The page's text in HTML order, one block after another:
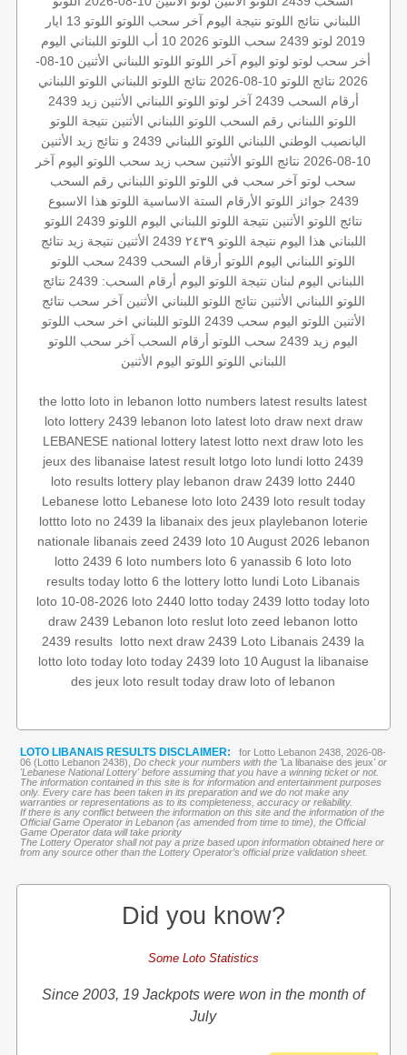
اللبناني نتائج اللوتو نتيجة اليوم آخر سحب اللوتو
اللوتو 13 ايار
2019 لوتو 2439 سحب اللوتو 2026 10 أب
اللوتو اللبناني اليوم
أخر سحب لوتو لوتو اليوم آخر اللوتو
اللوتو اللبناني الأثنين 10-08-
2026 نتائج اللوتو 10-08-2026 نتائج اللوتو اللبناني اللوتو اللبناني
أرقام السحب 2439
آخر لوتو اللوتو اللبناني الأثنين زيد 2439
اللوتو اللبناني رقم السحب اللوتو اللبناني الأثنين نتيجة اللوتو
اليانصيب الوطني اللبناني اللوتو اللبناني 2439 و نتائج زيد
الأثنين
10-08-2026
نتائج اللوتو الأثنين سحب زيد سحب اللوتو اليوم آخر
سحب لوتو آخر سحب في اللوتو اللوتو اللبناني رقم السحب
2439 جوائز اللوتو الأرقام الستة الاساسية اللوتو هذا الاسبوع
نتائج اللوتو الأثنين نتيجة اللوتو اللبناني اليوم اللوتو 2439
اللوتو
اللبناني هذا اليوم نتيجة اللوتو ٢٤٣٩ 2439 الأثنين نتيجة زيد نتائج
اللوتو اللبناني اليوم اللوتو أرقام السحب 2439
سحب اللوتو
اللبناني اليوم لبنان نتيجة اللوتو اليوم أرقام السحب: 2439
نتائج
اللوتو اللبناني الأثنين نتائج اللوتو اللبناني الأثنين آخر سحب نتائج
الأثنين اللوتو اليوم سحب 2439 اللوتو اللبناني اخر سحب اللوتو
اليوم زيد 2439
سحب اللوتو أرقام السحب آخر سحب اللوتو
اللبناني اللوتو اللوتو اليوم الأثنين
the lotto loto in lebanon lotto numbers latest results latest
loto lottery 2439 lebanon loto latest loto draw next draw
LEBANESE national lottery latest lotto next draw loto les
jeux des libanaise latest result lotgo loto lundi lotto 2439
loto results lottery play lebanon draw 2439 lotto 2440
Lebanese lotto Lebanese loto loto 2439 loto result today
lottto loto no 2439 la libanaix des jeux playlebanon loterie
nationale libanais zeed 2439 loto 10 August 2026 lebanon
lotto 2439 6 loto numbers loto 6 yanassib 6 loto loto
results today lotto 6 the lottery lotto lundi Loto Libanais
loto 10-08-2026 loto 2440 lotto today 2439 lotto today loto
draw 2439 Lebanon loto reslut loto zeed lebanon lotto
2439 results lotto next draw 2439 Loto Libanais 2439 la
lotto loto today loto today 2439 loto 10 August la libanaise
des jeux loto result today draw loto of lebanon
LOTO LIBANAIS RESULTS DISCLAIMER:
for Lotto Lebanon 2438, 2026-08-
06 (Lotto Lebanon 2438), Do check your numbers with the 'La libanaise des jeux' or
'Lebanese National Lottery' before assuming that you have a winning ticket or not.
The information contained in this site is for information and entertainment purposes
only. Every care has been taken in its preparation and we do not make any
warranties or representations as to its completeness, accuracy or reliability.
If there is any conflict between the information on this site and the information of the
Official Game Operator in Lebanon (as amended from time to time), the Official
Game Operator data will take priority
The Lottery Operator shall not pay a prize based upon information obtained here or
from any source other than the Lottery Operator’s official prize validation sheet.
Did you know?
Some Loto Statistics
Since 2003, 19 Jackpots were won in the month of
July